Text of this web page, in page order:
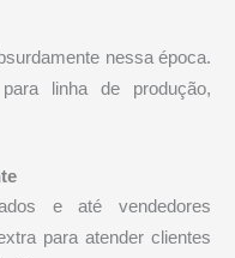
nessa época.
linha de produção,
e até vendedores
para atender clientes